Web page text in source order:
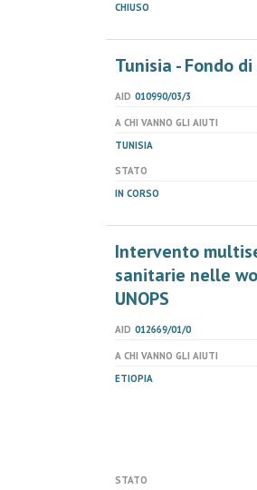
CHIUSO
Tunisia - Fondo
AID 010990/03/3
A CHI VANNO GLI AIUTI
TUNISIA
STATO
IN CORSO
Intervento
sanitarie nelle
UNOPS
AID 012669/01/0
A CHI VANNO GLI AIUTI
ETIOPIA
STATO